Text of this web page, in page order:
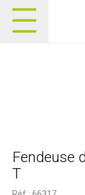
Fendeuse
T